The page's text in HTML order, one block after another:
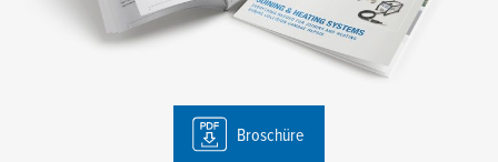
Postleitzahl*
Broschüre